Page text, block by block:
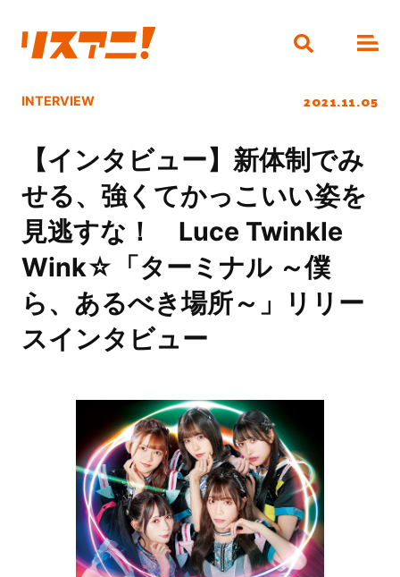
INTERVIEW 2021.11.05
【インタビュー】新体制でみ
せる、強くてかっこいい姿を
見逃すな！ Luce Twinkle
Wink☆「ターミナル ～僕
ら、あるべき場所～」リリー
スインタビュー